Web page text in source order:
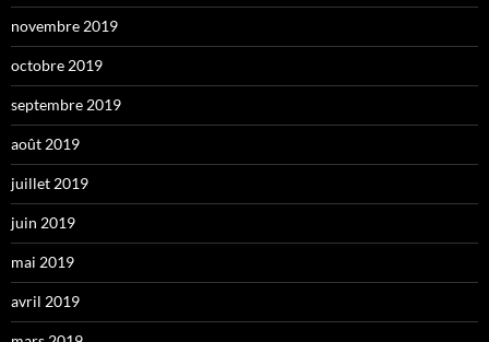
novembre 2019
octobre 2019
septembre 2019
août 2019
juillet 2019
juin 2019
mai 2019
avril 2019